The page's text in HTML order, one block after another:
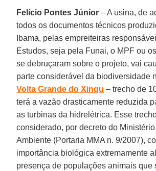
Felício Pontes Júnior– A usina, de
todos os documentos técnicos
Ibama, pelas empreiteiras
Estudos, seja pela Funai, o MPF ou
se debruçaram sobre o projeto, vai
parte considerável da biodiversidade
Volta Grande do Xingu – trecho de
terá a vazão drasticamente reduzida
as turbinas da hidrelétrica. Esse
considerado, por decreto do
Ambiente (Portaria MMA n. 9/2007),
importância biológica extremamente
presença de populações animais que